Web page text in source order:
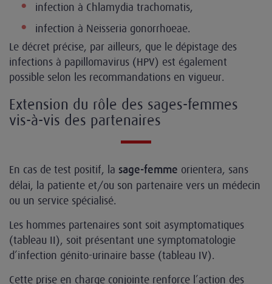
infection à Chlamydia trachomatis,
infection à Neisseria gonorrhoeae.
Le décret précise, par ailleurs, que le dépistage des
infections à papillomavirus (HPV) est également
possible selon les recommandations en vigueur.
Extension du rôle des sages-femmes
vis-à-vis des partenaires
En cas de test positif, la sage-femme orientera, sans
délai, la patiente et/ou son partenaire vers un médecin
ou un service spécialisé.
Les hommes partenaires sont soit asymptomatiques
(tableau II), soit présentant une symptomatologie
d’infection génito-urinaire basse (tableau IV).
Cette prise en charge conjointe renforce l’action des